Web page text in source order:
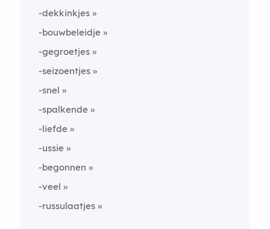
-dekkinkjes
-bouwbeleidje
-gegroetjes
-seizoentjes
-snel
-spalkende
-liefde
-ussie
-begonnen
-veel
-russulaatjes